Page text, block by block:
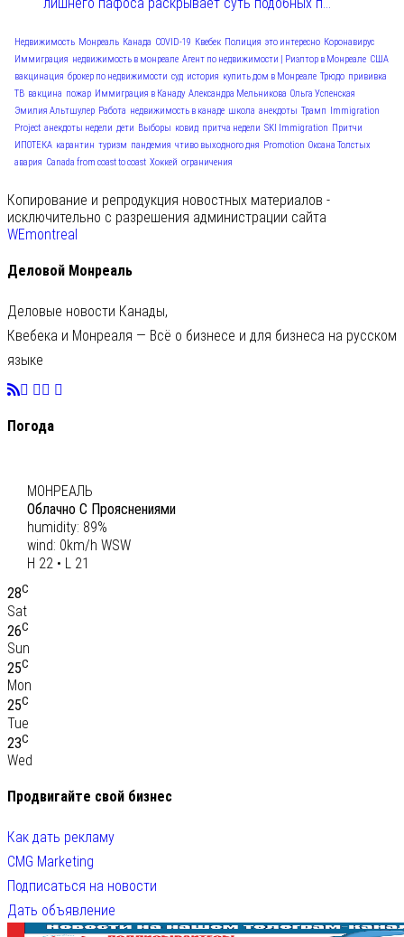
Недвижимость Монреаль Канада COVID-19 Квебек Полиция это интересно Коронавирус
Иммиграция недвижимость в монреале Агент по недвижимости | Риэлтор в Монреале США
вакцинация брокер по недвижимости суд история купить дом в Монреале Трюдо прививка
ТВ вакцина пожар Иммиграция в Канаду Александра Мельникова Ольга Успенская
Эмилия Альтшулер Работа недвижимость в канаде школа анекдоты Трамп Immigration
Project анекдоты недели дети Выборы ковид притча недели SKI Immigration Притчи
ИПОТЕКА карантин туризм пандемия чтиво выходного дня Promotion Оксана Толстых
авария Canada from coast to coast Хоккей ограничения
Копирование и репродукция новостных материалов -
исключительно с разрешения администрации сайта
WEmontreal
Деловой Монреаль
Деловые новости Канады,
Квебека и Монреаля — Всё о бизнесе и для бизнеса на русском
языке
Погода
МОНРЕАЛЬ
Облачно С Прояснениями
humidity: 89%
wind: 0km/h WSW
H 22 • L 21
28C
Sat
26C
Sun
25C
Mon
25C
Tue
23C
Wed
Продвигайте свой бизнес
Как дать рекламу
CMG Marketing
Подписаться на новости
Дать объявление